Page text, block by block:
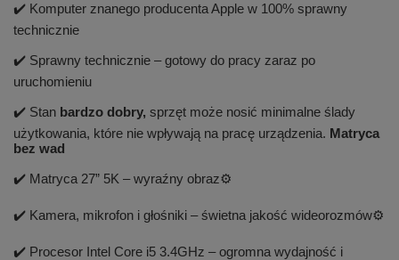
✔️ Komputer znanego producenta Apple w 100% sprawny
technicznie
✔️ Sprawny technicznie – gotowy do pracy zaraz po
uruchomieniu
✔️ Stan bardzo dobry, sprzęt może nosić minimalne ślady
użytkowania, które nie wpływają na pracę urządzenia. Matryca
bez wad
✔️ Matryca 27” 5K – wyraźny obraz⚙️
✔️ Kamera, mikrofon i głośniki – świetna jakość wideorozmów⚙️
✔️ Procesor Intel Core i5 3.4GHz – ogromna wydajność i